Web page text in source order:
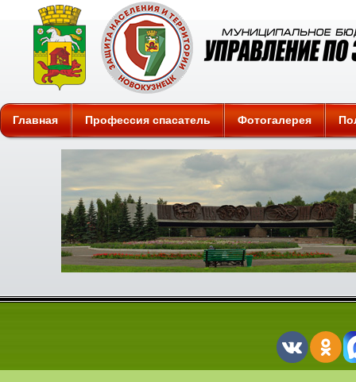
Защита
Главная Профессия спасатель Фотогалерея